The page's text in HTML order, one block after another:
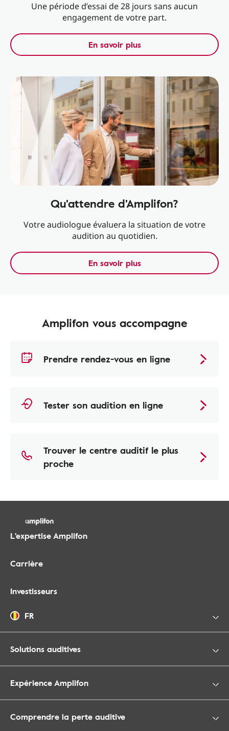
Une période d’essai de 28 jours sans aucun
engagement de votre part.
En savoir plus
Qu'attendre d'Amplifon?
Votre audiologue évaluera la situation de votre
audition au quotidien.
En savoir plus
Amplifon vous accompagne
Prendre rendez-vous en ligne
Tester son audition en ligne
Trouver le centre auditif le plus
proche
L'expertise Amplifon
Carrière
Investisseurs
FR
Solutions auditives
Expérience Amplifon
Comprendre la perte auditive